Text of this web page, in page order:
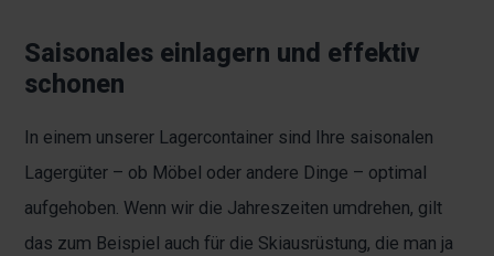
Saisonales einlagern und effektiv
schonen
In einem unserer Lagercontainer sind Ihre saisonalen
Lagergüter – ob Möbel oder andere Dinge – optimal
aufgehoben. Wenn wir die Jahreszeiten umdrehen, gilt
das zum Beispiel auch für die Skiausrüstung, die man ja